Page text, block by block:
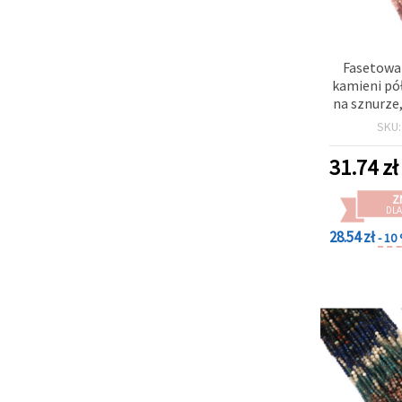
kamieni
na
(mix
SKU:
31.74zł
28.54 zł- 10